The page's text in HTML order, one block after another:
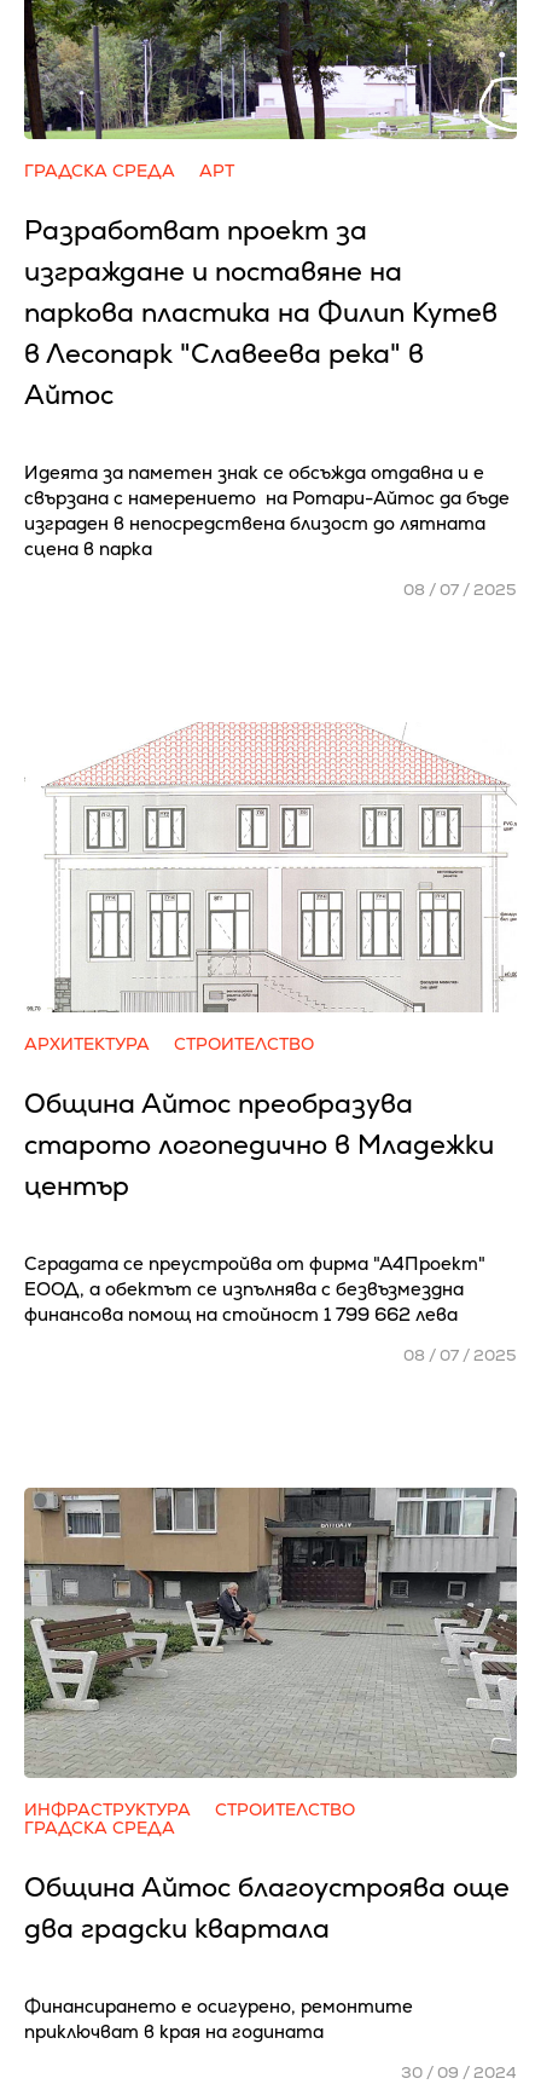
ГРАДСКА СРЕДА АРТ
Разработват проект за
изграждане и поставяне на
паркова пластика на Филип Кутев
в Лесопарк "Славеева река" в
Айтос
Идеята за паметен знак се обсъжда отдавна и е
свързана с намерението на Ротари-Айтос да бъде
изграден в непосредствена близост до лятната
сцена в парка
08 / 07 / 2025
АРХИТЕКТУРА СТРОИТЕЛСТВО
Община Айтос преобразува
старото логопедично в Младежки
център
Сградата се преустройва от фирма "А4Проект"
ЕООД, а обектът се изпълнява с безвъзмездна
финансова помощ на стойност 1 799 662 лева
08 / 07 / 2025
ИНФРАСТРУКТУРА
СТРОИТЕЛСТВО
ГРАДСКА СРЕДА
Община Айтос благоустроява още
два градски квартала
Финансирането е осигурено, ремонтите
приключват в края на годината
30 / 09 / 2024